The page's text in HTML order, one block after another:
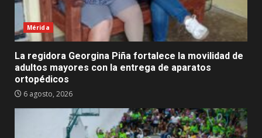
Mérida
La regidora Georgina Piña fortalece la movilidad de
adultos mayores con la entrega de aparatos
ortopédicos
6 agosto, 2026